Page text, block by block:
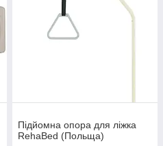
Підйомна опора для ліжка
RehaBed (Польща)